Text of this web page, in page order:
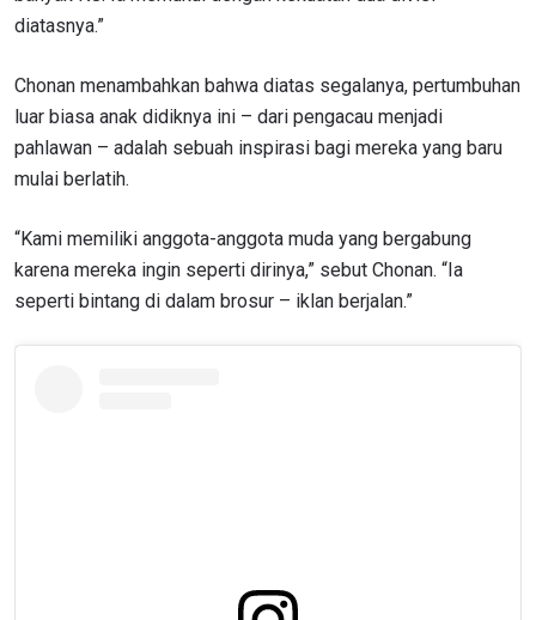
diatasnya.”
Chonan menambahkan bahwa diatas segalanya, pertumbuhan
luar biasa anak didiknya ini – dari pengacau menjadi
pahlawan – adalah sebuah inspirasi bagi mereka yang baru
mulai berlatih.
“Kami memiliki anggota-anggota muda yang bergabung
karena mereka ingin seperti dirinya,” sebut Chonan. “Ia
seperti bintang di dalam brosur – iklan berjalan.”
IKUTI PERKEMBANGAN TERBARU
Bawa ONE Championship kemana pun anda pergi!
Daftar sekarang untuk mendapat akses ke berita
terbaru, tawaran spesial, dan akses awal untuk kursi
EMAIL
Dengan mengirimkan formulir ini, anda menyetujui